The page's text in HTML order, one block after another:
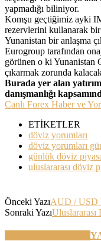
yapmadığı biliniyor.
Komşu geçtiğimiz ayki
rezervlerini kullanarak
Yunanistan bir anlaşma
Eurogroup tarafından
görünen o ki Yunanistan
çıkarmak zorunda
Burada yer alan
danışmanlığı
Canlı Forex Haber ve
ETİKETLER
döviz yorumları
döviz yorumları
günlük döviz
uluslararası döviz
Önceki YazıAUD / USD
Sonraki YazıUluslararası